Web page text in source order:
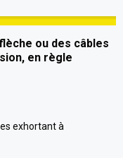
ou des câbles
en règle
exhortant à